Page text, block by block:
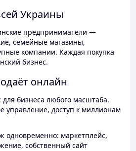
Украины
предприниматели —
семейные магазины,
компании. Каждая покупка
бизнес.
онлайн
бизнеса любого масштаба.
управление, доступ к миллионам
одновременно: маркетплейс,
собственный сайт